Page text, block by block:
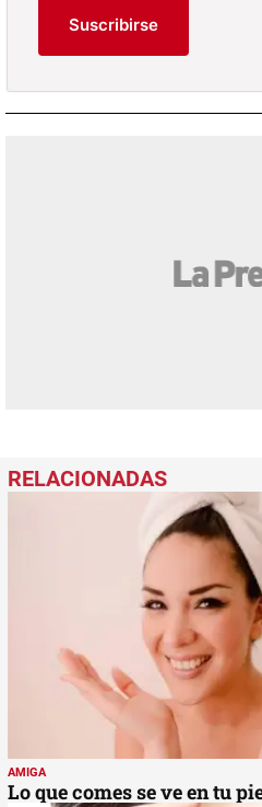
Suscribirse
AMIGA
Lo que comes se ve en tu